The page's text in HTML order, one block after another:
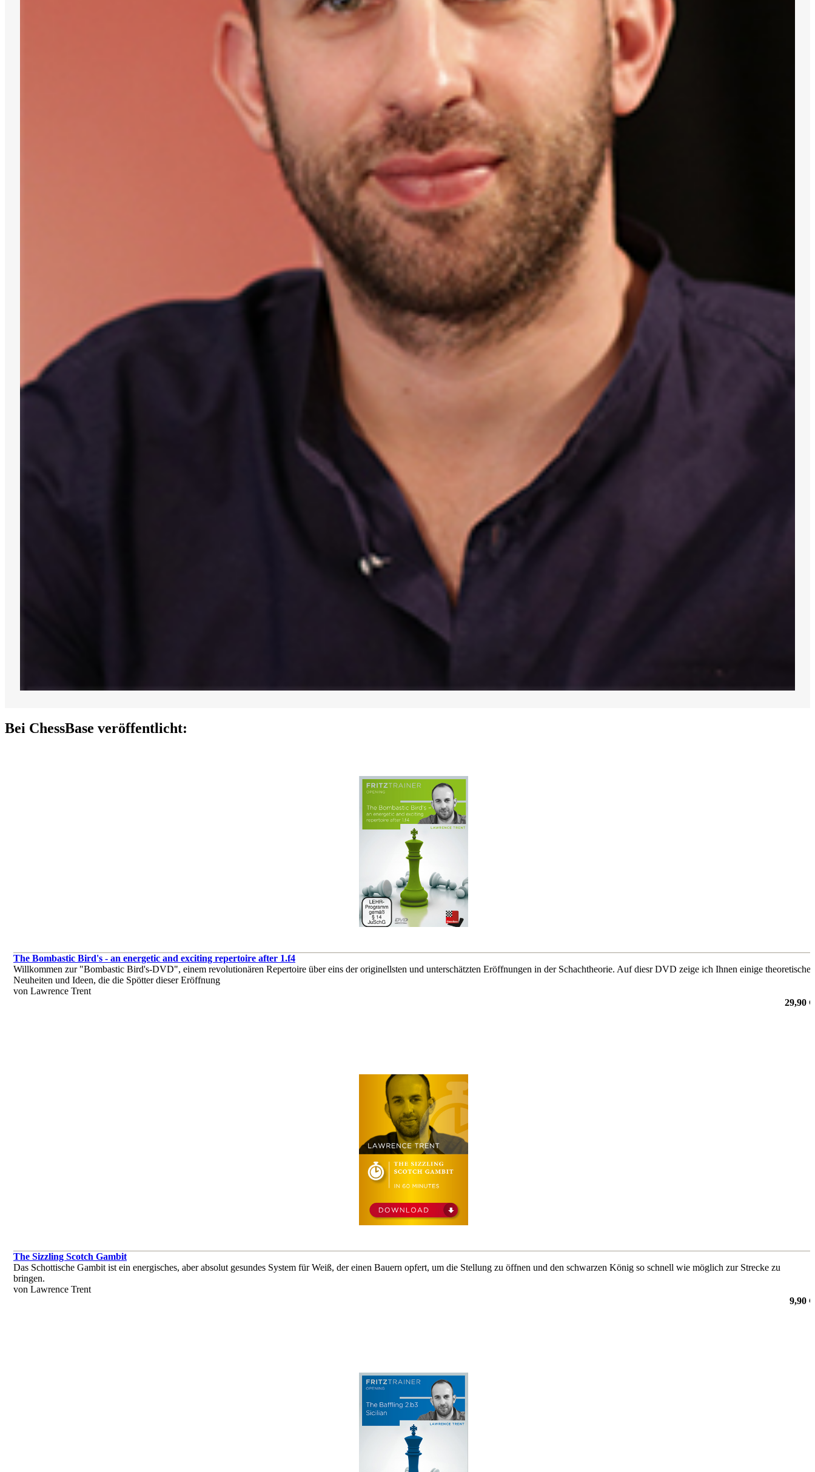
Bei ChessBase veröffentlicht:
The Bombastic Bird's - an energetic and exciting repertoire after 1.f4
Willkommen zur "Bombastic Bird's-DVD", einem revolutionären Repertoire über eins der originellsten und unterschätzten Eröffnungen in der Schachtheorie. Auf diesr DVD zeige ich Ihnen einige theoretische
Neuheiten und Ideen, die die Spötter dieser Eröffnung
von Lawrence Trent
29,90 €
The Sizzling Scotch Gambit
Das Schottische Gambit ist ein energisches, aber absolut gesundes System für Weiß, der einen Bauern opfert, um die Stellung zu öffnen und den schwarzen König so schnell wie möglich zur Strecke zu
bringen.
von Lawrence Trent
9,90 €